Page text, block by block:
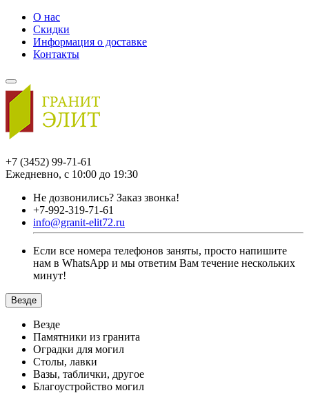
О нас
Скидки
Информация о доставке
Контакты
+7 (3452) 99-71-61
Ежедневно, с 10:00 до 19:30
Не дозвонились? Заказ звонка!
+7-992-319-71-61
info@granit-elit72.ru
Если все номера телефонов заняты, просто напишите
нам в WhatsApp и мы ответим Вам течение нескольких
минут!
Везде
Везде
Памятники из гранита
Оградки для могил
Столы, лавки
Вазы, таблички, другое
Благоустройство могил